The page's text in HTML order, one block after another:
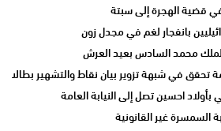
بانفجار لغم في مجدل زون
محمد السادس بعيد العرش
تحقق في شبهة تزوير بيان نقاط والتشهير بطالب
احسين تصل إلى النيابة العامة
السمسرة غير القانونية